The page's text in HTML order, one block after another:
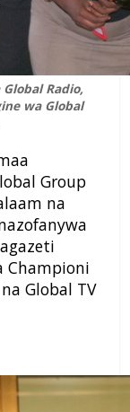
Radio,
wa Global
Group
na
Championi
Global TV